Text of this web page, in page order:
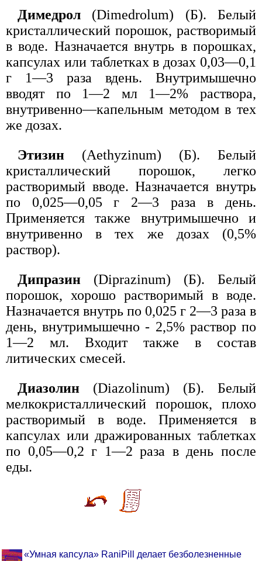
Димедрол (Dimedrolum) (Б). Белый
кристаллический порошок, растворимый
в воде. Назначается внутрь в порошках,
капсулах или таблетках в дозах 0,03—0,1
г 1—3 раза вдень. Внутримышечно
вводят по 1—2 мл 1—2% раствора,
внутривенно—капельным методом в тех
же дозах.
Этизин (Aethyzinum) (Б). Белый
кристаллический порошок, легко
растворимый вводе. Назначается внутрь
по 0,025—0,05 г 2—3 раза в день.
Применяется также внутримышечно и
внутривенно в тех же дозах (0,5%
раствор).
Дипразин (Diprazinum) (Б). Белый
порошок, хорошо растворимый в воде.
Назначается внутрь по 0,025 г 2—3 раза в
день, внутримышечно - 2,5% раствор по
1—2 мл. Входит также в состав
литических смесей.
Диазолин (Diazolinum) (Б). Белый
мелкокристаллический порошок, плохо
растворимый в воде. Применяется в
капсулах или дражированных таблетках
по 0,05—0,2 г 1—2 раза в день после
еды.
«Умная капсула» RaniPill делает безболезненные